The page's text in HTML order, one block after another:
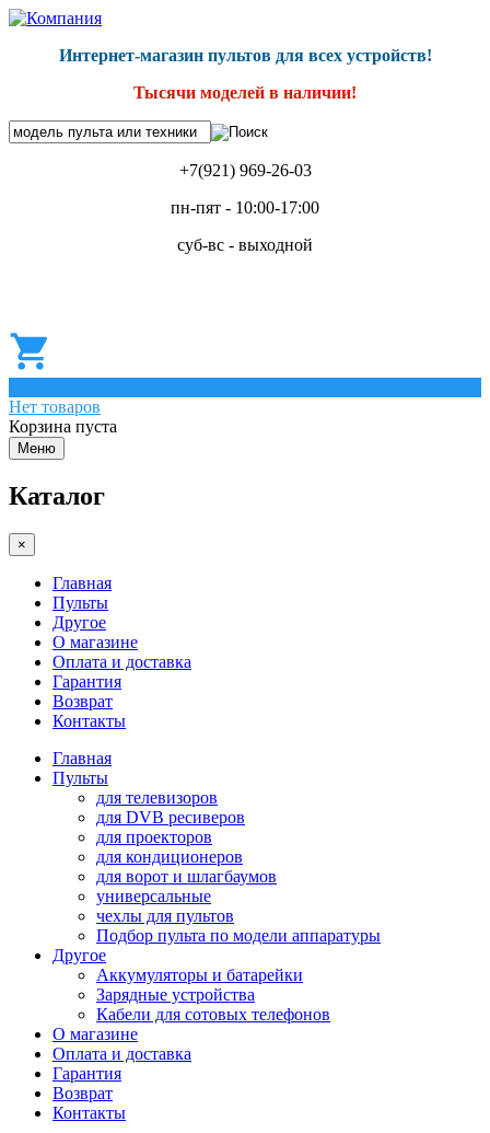
Интернет-магазин пультов для всех устройств!
Тысячи моделей в наличии!
+7(921) 969-26-03
пн-пят - 10:00-17:00
суб-вс - выходной
Нет товаров
Корзина пуста
Меню
Каталог
×
Главная
Пульты
Другое
О магазине
Оплата и доставка
Гарантия
Возврат
Контакты
Главная
Пульты
для телевизоров
для DVB ресиверов
для проекторов
для кондиционеров
для ворот и шлагбаумов
универсальные
чехлы для пультов
Подбор пульта по модели аппаратуры
Другое
Аккумуляторы и батарейки
Зарядные устройства
Кабели для сотовых телефонов
О магазине
Оплата и доставка
Гарантия
Возврат
Контакты